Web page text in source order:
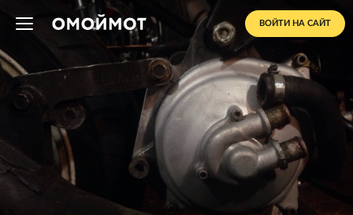
ВОЙТИ НА САЙТ